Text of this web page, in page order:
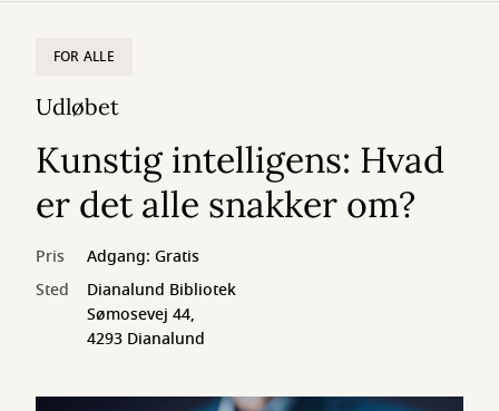
FOR ALLE
Udløbet
Kunstig intelligens: Hvad
er det alle snakker om?
Pris
Adgang: Gratis
Sted
Dianalund Bibliotek
Sømosevej 44,
4293 Dianalund